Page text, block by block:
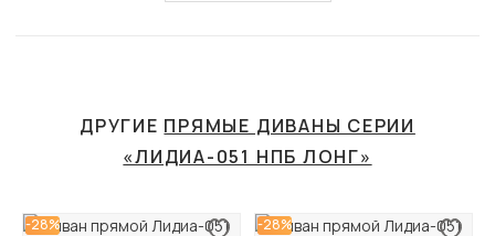
ДРУГИЕ ПРЯМЫЕ ДИВАНЫ СЕРИИ
«ЛИДИА-051 НПБ ЛОНГ»
-28% -28%